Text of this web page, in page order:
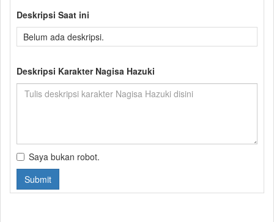
Deskripsi Saat ini
Belum ada deskripsi.
Deskripsi Karakter Nagisa Hazuki
Saya bukan robot.
Submit